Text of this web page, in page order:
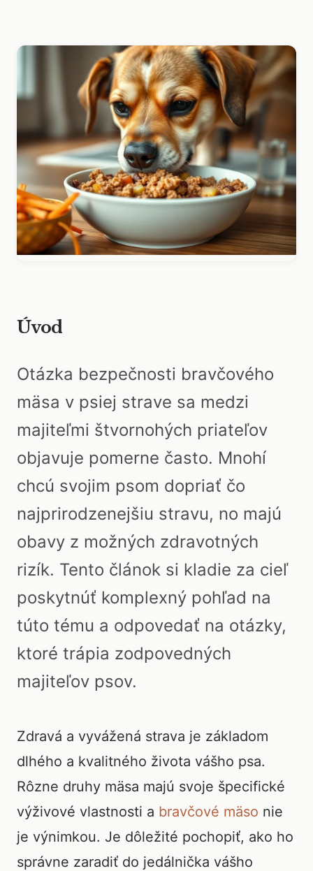
Úvod
Otázka bezpečnosti bravčového
mäsa v psiej strave sa medzi
majiteľmi štvornohých priateľov
objavuje pomerne často. Mnohí
chcú svojim psom dopriať čo
najprirodzenejšiu stravu, no majú
obavy z možných zdravotných
rizík. Tento článok si kladie za cieľ
poskytnúť komplexný pohľad na
túto tému a odpovedať na otázky,
ktoré trápia zodpovedných
majiteľov psov.
Zdravá a vyvážená strava je základom
dlhého a kvalitného života vášho psa.
Rôzne druhy mäsa majú svoje špecifické
výživové vlastnosti a bravčové mäso nie
je výnimkou. Je dôležité pochopiť, ako ho
správne zaradiť do jedálnička vášho